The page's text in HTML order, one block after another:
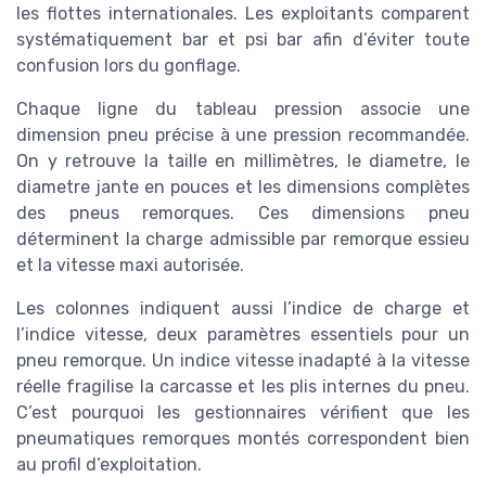
les flottes internationales. Les exploitants comparent
systématiquement bar et psi bar afin d’éviter toute
confusion lors du gonflage.
Chaque ligne du tableau pression associe une
dimension pneu précise à une pression recommandée.
On y retrouve la taille en millimètres, le diametre, le
diametre jante en pouces et les dimensions complètes
des pneus remorques. Ces dimensions pneu
déterminent la charge admissible par remorque essieu
et la vitesse maxi autorisée.
Les colonnes indiquent aussi l’indice de charge et
l’indice vitesse, deux paramètres essentiels pour un
pneu remorque. Un indice vitesse inadapté à la vitesse
réelle fragilise la carcasse et les plis internes du pneu.
C’est pourquoi les gestionnaires vérifient que les
pneumatiques remorques montés correspondent bien
au profil d’exploitation.